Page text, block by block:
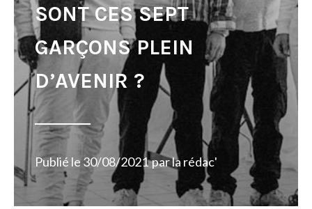
SONT CES SEPT
GARÇONS PLEIN
D’AVENIR ?
Publié le 30/08/2021 parla rédac'